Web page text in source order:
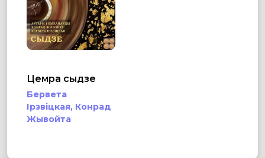
Цемра сыдзе
Бервета
Ірзвіцкая, Конрад
Жывойта